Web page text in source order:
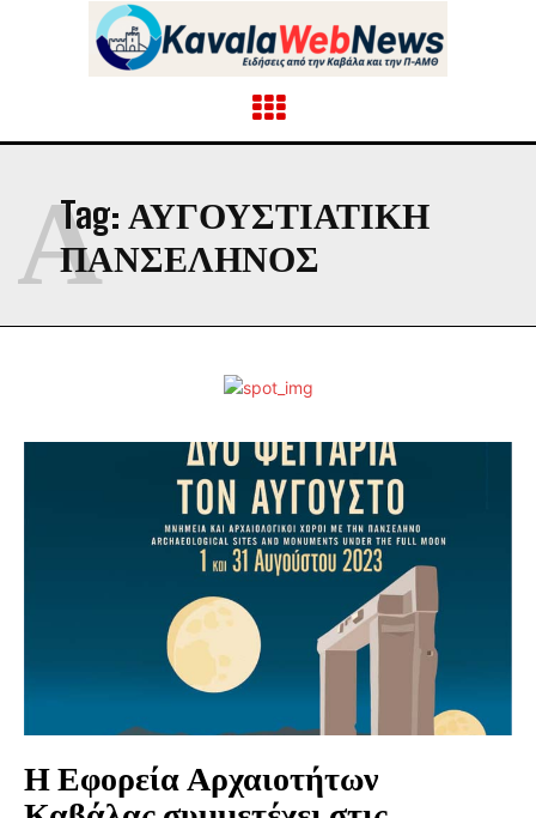
Tag: ΑΥΓΟΥΣΤΙΑΤΙΚΗ
ΠΑΝΣΕΛΗΝΟΣ
Α
Η Εφορεία Αρχαιοτήτων